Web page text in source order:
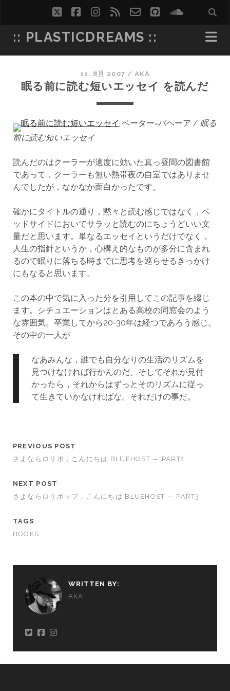
twitterfacebookinstagram
rss email-
form
github
:: PLASTICDREAMS ::
11. 8月 2007 / AKA
眠る前に読む短いエッセイ を読んだ
ペーター=バヘーア / 眠る
前に読む短いエッセイ
読んだのはクーラーが適度に効いた真っ昼間の図書館
であって，クーラーも無い熱帯夜の自室ではありませ
んでしたが，なかなか面白かったです。
確かにタイトルの通り，黙々と読む感じではなく，ベ
ッドサイドにおいてサラッと読むのにちょうどいい文
量だと思います。単なるエッセイというだけでなく，
人生の指針というか，心構え的なものが多分に含まれ
るので眠りに落ちる時までに思考を巡らせるきっかけ
にもなると思います。
この本の中で気に入った分を引用してこの記事を綴じ
ます。シチュエーションはとある高校の同窓会のよう
な雰囲気。卒業してから20-30年は経つであろう感じ。
その中の一人が
なあみんな，誰でも自分なりの生活のリズムを
見つけなければ行かんのだ。そしてそれが見付
かったら，それからはずっとそのリズムに従っ
て生きていかなければな。それだけの事だ。
PREVIOUS POST
さよならロリポ，こんにちは BLUEHOST — PART2
NEXT POST
さよならロリポップ，こんにちは BLUEHOST — PART3
TAGS
BOOKS
WRITTEN BY:
AKA